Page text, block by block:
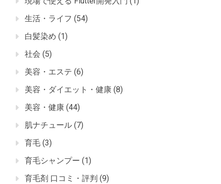
生活・ライフ (54)
白髪染め (1)
社会 (5)
美容・エステ (6)
美容・ダイエット・健康 (8)
美容・健康 (44)
肌ナチュール (7)
育毛 (3)
育毛シャンプー (1)
育毛剤 口コミ・評判 (9)